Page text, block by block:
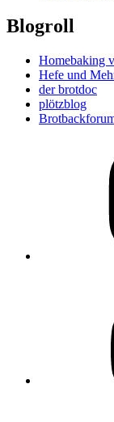
Blogroll
Homebaking
Hefe und
der brotdoc
plötzblog